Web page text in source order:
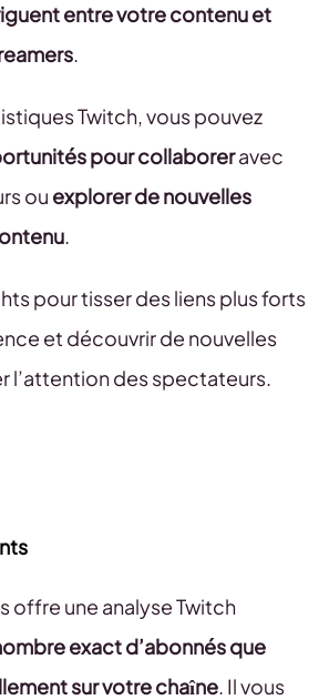
entre votre contenu et
.
Twitch, vous pouvez
pour collaboreravec
ou explorer de nouvelles
.
pour tisser des liens plus forts
et découvrir de nouvelles
l’attention des spectateurs.
offre une analyse Twitch
exact d’abonnés que
sur votre chaîne. Il vous